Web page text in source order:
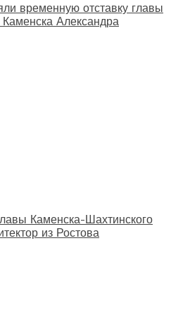
временную отставку главы
Александра
Каменска-Шахтинского
из Ростова